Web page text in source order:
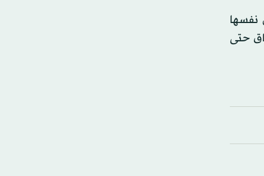
يقضي بحل نفسها
حتى